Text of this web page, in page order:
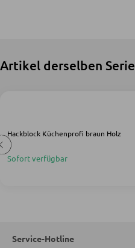
Matratzenzubehör
Artikel derselben Serie
Hackblock Küchenprofi braun Holz
Sofort verfügbar
Service-Hotline